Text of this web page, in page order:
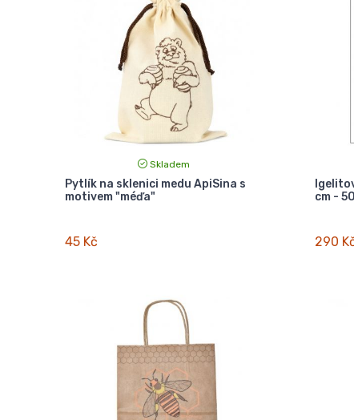
Skladem
Pytlík na sklenici medu ApiSina s
motivem "méďa"
45 Kč
cm -
290